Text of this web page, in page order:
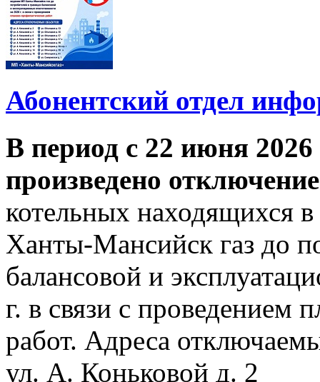
Абонентский отдел
В период с 22 июня 2026
произведено
котельных находящихся
Ханты-Мансийск газ до
балансовой и
г. в связи с проведением
работ. Адреса
ул. А. Коньковой д. 2